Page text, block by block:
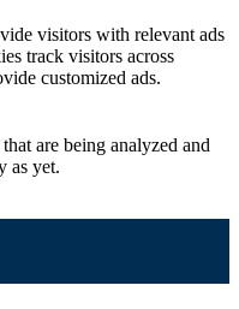
visitors with relevant ads
track visitors across
customized ads.
are being analyzed and
as yet.